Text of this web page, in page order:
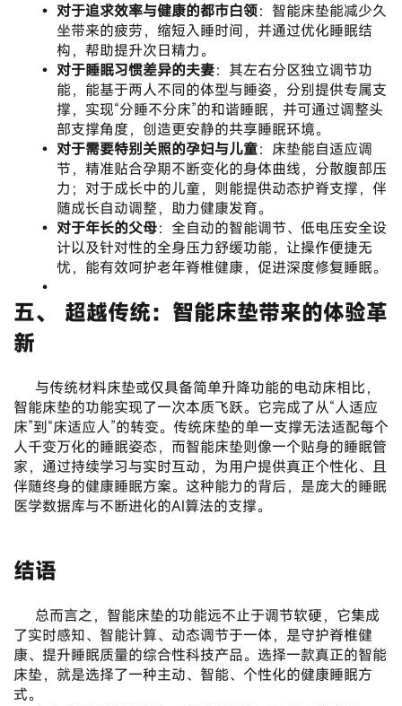
对于追求效率与健康的都市白领：智能床垫能减少久
坐带来的疲劳，缩短入睡时间，并通过优化睡眠结
构，帮助提升次日精力。
对于睡眠习惯差异的夫妻：其左右分区独立调节功
能，能基于两人不同的体型与睡姿，分别提供专属支
撑，实现“分睡不分床”的和谐睡眠，并可通过调整头
部支撑角度，创造更安静的共享睡眠环境。
对于需要特别关照的孕妇与儿童：床垫能自适应调
节，精准贴合孕期不断变化的身体曲线，分散腹部压
力；对于成长中的儿童，则能提供动态护脊支撑，伴
随成长自动调整，助力健康发育。
对于年长的父母：全自动的智能调节、低电压安全设
计以及针对性的全身压力舒缓功能，让操作便捷无
忧，能有效呵护老年脊椎健康，促进深度修复睡眠。
五、 超越传统：智能床垫带来的体验革
新
智能床垫的功能实现了一次本质飞跃。它完成了从“人适应
床”到“床适应人”的转变。传统床垫的单一支撑无法适配每个
人千变万化的睡眠姿态，而智能床垫则像一个贴身的睡眠管
家，通过持续学习与实时互动，为用户提供真正个性化、且
伴随终身的健康睡眠方案。这种能力的背后，是庞大的睡眠
医学数据库与不断进化的AI算法的支撑。
结语
了实时感知、智能计算、动态调节于一体，是守护脊椎健
康、提升睡眠质量的综合性科技产品。选择一款真正的智能
床垫，就是选择了一种主动、智能、个性化的健康睡眠方
式。